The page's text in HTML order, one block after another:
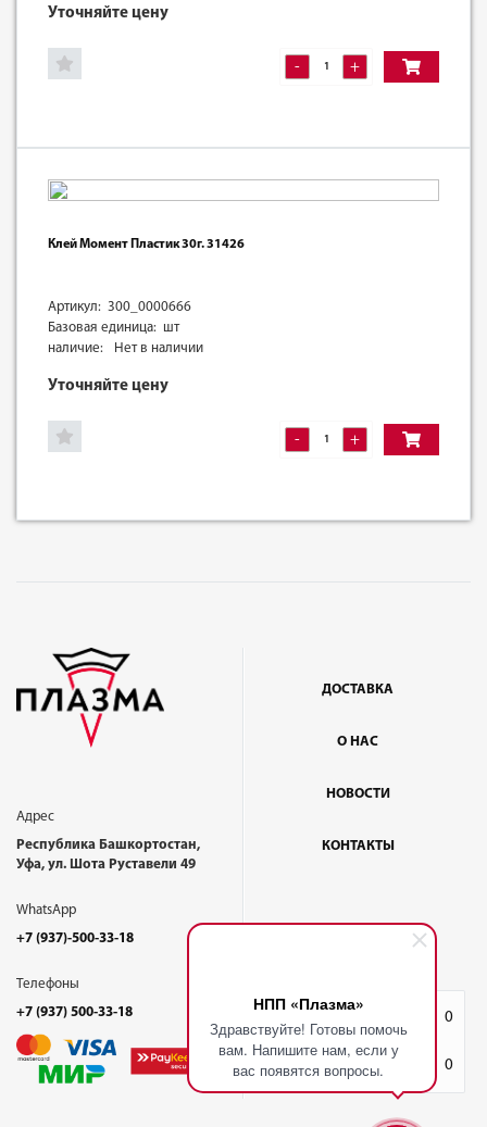
НПП «Плазма»
Здравствуйте! Готовы помочь
вам. Напишите нам, если у
вас появятся вопросы.
0
Корзина 0
Уточняйте цену
- +
Клей Момент Пластик 30г. 31426
Артикул: 300_0000666
Базовая единица: шт
наличие:
Нет в наличии
Уточняйте цену
- +
Адрес
Республика Башкортостан,
Уфа, ул. Шота Руставели 49
WhatsApp
+7 (937)-500-33-18
Телефоны
+7 (937) 500-33-18
ДОСТАВКА
О НАС
НОВОСТИ
КОНТАКТЫ